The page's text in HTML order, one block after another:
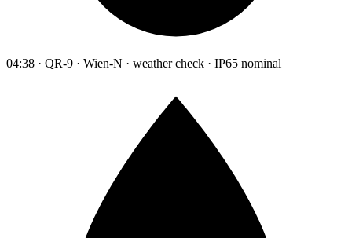
04:38 · QR-9 · Wien-N · weather check · IP65 nominal